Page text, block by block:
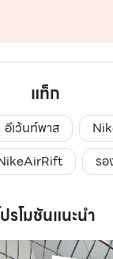
แท็ก
อีเว้นท์พาส
รอ
รโมชันแนะนำ